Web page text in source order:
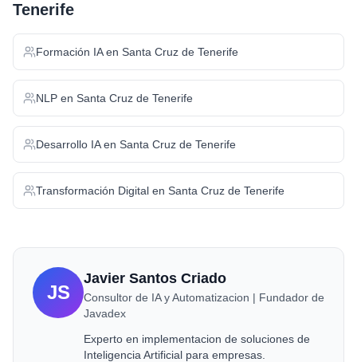
Tenerife
Formación IAen Santa Cruz de Tenerife
NLP en Santa Cruz de Tenerife
Desarrollo IAen Santa Cruz de Tenerife
Transformación Digital en Santa Cruz de Tenerife
JS
Javier Santos Criado
Consultor de IA y Automatizacion | Fundador de
Javadex
Experto en implementacion de soluciones de
Inteligencia Artificial para empresas.